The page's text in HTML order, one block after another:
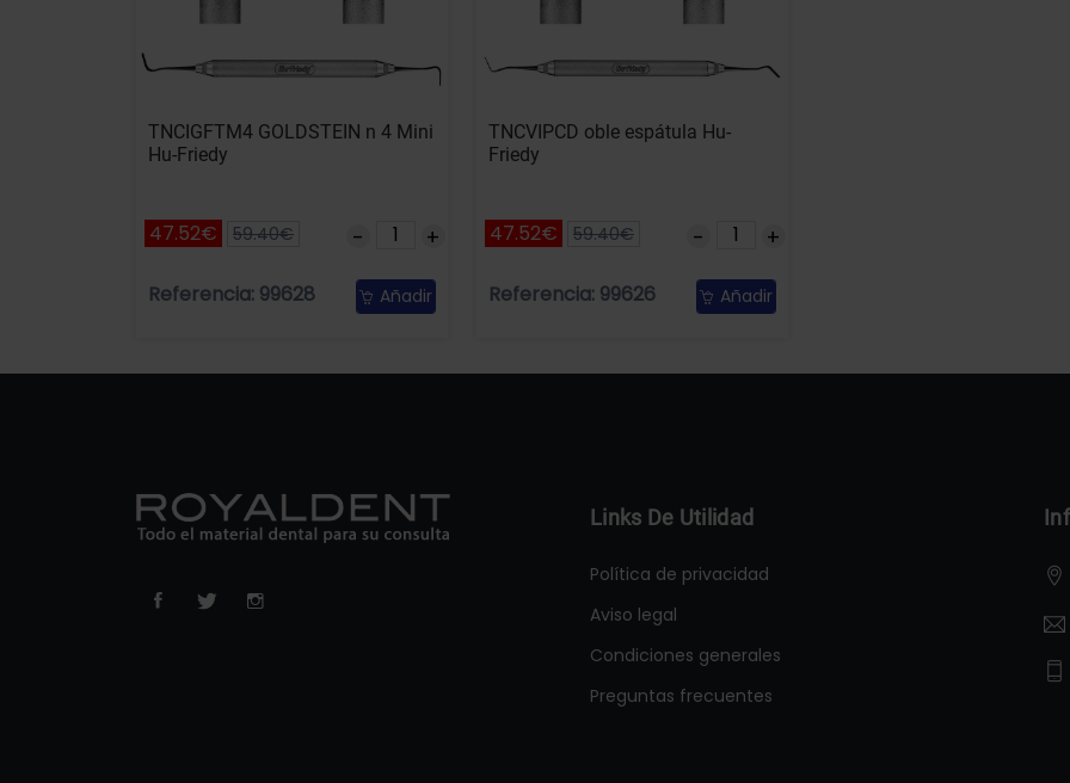
TNCIGFTM4 GOLDSTEIN n 4 Mini
Hu-Friedy
47.52€ 59.40€
Referencia: 99628 Añadir
TNCVIPCD oble espátula Hu-
Friedy
47.52€ 59.40€
Referencia: 99626 Añadir
Links De Utilidad
Política de privacidad
Aviso legal
Condiciones generales
Preguntas frecuentes